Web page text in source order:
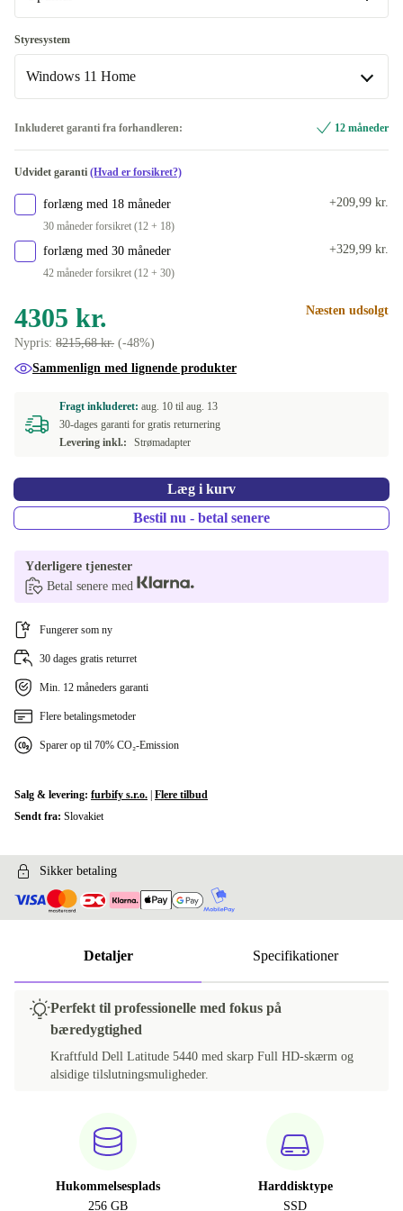
ES (Spansk)
FI (finsk)
ND (Nordisk)
NL (Hollandsk)
PL (Polsk)
PT (Portugisisk)
SE (Svensk)
SK (slovakisk)
Optimal
Nyt +360 kr.
Styresystem
Windows 11 Home
Inkluderet garanti fra forhandleren: 12 måneder
Udvidet garanti (Hvad er forsikret?)
forlæng med 18 måneder
30 måneder forsikret (12 + 18)
+209,99 kr.
forlæng med 30 måneder
42 måneder forsikret (12 + 30)
+329,99 kr.
4305 kr.
Nypris: 8215,68 kr. (-48%)
Næsten udsolgt
Sammenlign med lignende produkter
Fragt inkluderet: aug. 10 til aug. 13
30-dages garanti for gratis returnering
Levering inkl.:
Strømadapter
Læg i kurv
Bestil nu - betal senere
Yderligere tjenester
Betal senere med
Fungerer som ny
30 dages gratis returret
Min. 12 måneders garanti
Flere betalingsmetoder
Sparer op til 70% CO₂-Emission
Salg & levering: furbify s.r.o. Flere tilbud
Sendt fra: Slovakiet
Sikker betaling
Detaljer Specifikationer
Perfekt til professionelle med fokus på
bæredygtighed
Kraftfuld Dell Latitude 5440 med skarp Full HD-skærm og
alsidige tilslutningsmuligheder.
Hukommelsesplads
256 GB
Harddisktype
SSD